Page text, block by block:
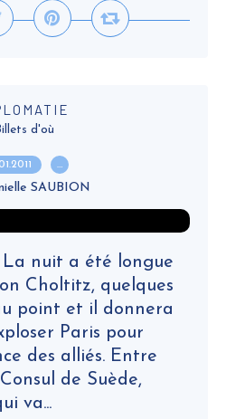
d'où
…
SAUBION
La nuit a été longue
Choltitz, quelques
point et il donnera
Paris pour
des alliés. Entre
de Suède,
va...